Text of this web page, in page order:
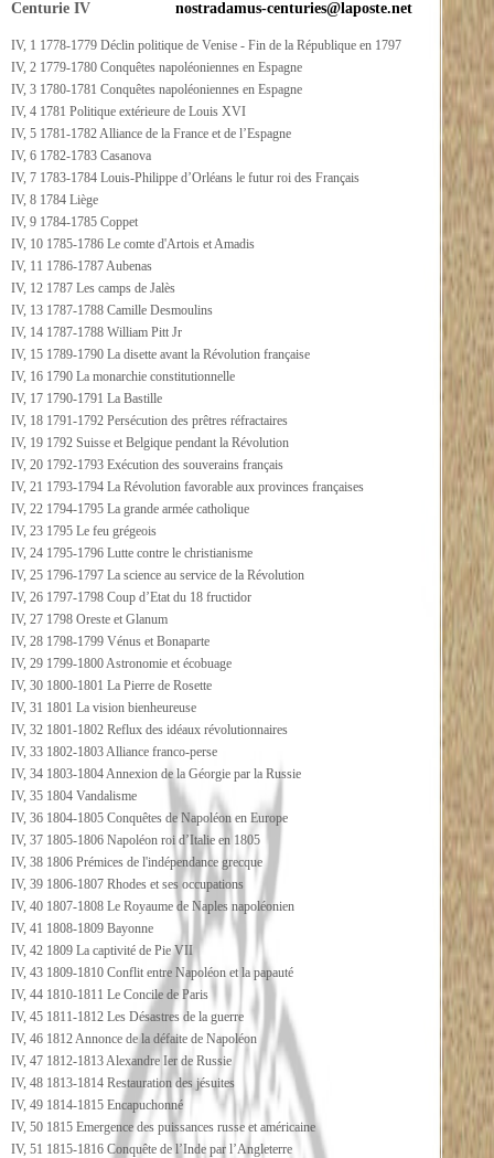
Centurie IV
IV, 1 1778-1779 Déclin politique de Venise - Fin de la République en 1797
IV, 2 1779-1780 Conquêtes napoléoniennes en Espagne
IV, 3 1780-1781 Conquêtes napoléoniennes en Espagne
IV, 4 1781 Politique extérieure de Louis XVI
IV, 5 1781-1782 Alliance de la France et de l’Espagne
IV, 6 1782-1783 Casanova
IV, 7 1783-1784 Louis-Philippe d’Orléans le futur roi des Français
IV, 8 1784 Liège
IV, 9 1784-1785 Coppet
IV, 10 1785-1786 Le comte d'Artois et Amadis
IV, 11 1786-1787 Aubenas
IV, 12 1787 Les camps de Jalès
IV, 13 1787-1788 Camille Desmoulins
IV, 14 1787-1788 William Pitt Jr
IV, 15 1789-1790 La disette avant la Révolution française
IV, 16 1790 La monarchie constitutionnelle
IV, 17 1790-1791 La Bastille
IV, 18 1791-1792 Persécution des prêtres réfractaires
IV, 19 1792 Suisse et Belgique pendant la Révolution
IV, 20 1792-1793 Exécution des souverains français
IV, 21 1793-1794 La Révolution favorable aux provinces françaises
IV, 22 1794-1795 La grande armée catholique
IV, 23 1795 Le feu grégeois
IV, 24 1795-1796 Lutte contre le christianisme
IV, 25 1796-1797 La science au service de la Révolution
IV, 26 1797-1798 Coup d’Etat du 18 fructidor
IV, 27 1798 Oreste et Glanum
IV, 28 1798-1799 Vénus et Bonaparte
IV, 29 1799-1800 Astronomie et écobuage
IV, 30 1800-1801 La Pierre de Rosette
IV, 31 1801 La vision bienheureuse
IV, 32 1801-1802 Reflux des idéaux révolutionnaires
IV, 33 1802-1803 Alliance franco-perse
IV, 34 1803-1804 Annexion de la Géorgie par la Russie
IV, 35 1804 Vandalisme
IV, 36 1804-1805 Conquêtes de Napoléon en Europe
IV, 37 1805-1806 Napoléon roi d’Italie en 1805
IV, 38 1806 Prémices de l'indépendance grecque
IV, 39 1806-1807 Rhodes et ses occupations
IV, 40 1807-1808 Le Royaume de Naples napoléonien
IV, 41 1808-1809 Bayonne
IV, 42 1809 La captivité de Pie VII
IV, 43 1809-1810 Conflit entre Napoléon et la papauté
IV, 44 1810-1811 Le Concile de Paris
IV, 45 1811-1812 Les Désastres de la guerre
IV, 46 1812 Annonce de la défaite de Napoléon
IV, 47 1812-1813 Alexandre Ier de Russie
IV, 48 1813-1814 Restauration des jésuites
IV, 49 1814-1815 Encapuchonné
IV, 50 1815 Emergence des puissances russe et américaine
IV, 51 1815-1816 Conquête de l’Inde par l’Angleterre
nostradamus-centuries@laposte.net